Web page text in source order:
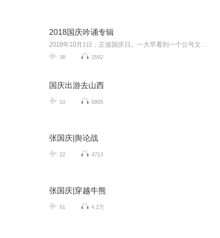
2018国庆吟诵专辑
38 2592
国庆出游去山西
10 5805
张国庆|舆论战
22 4713
张国庆|穿越牛熊
91 4.2万